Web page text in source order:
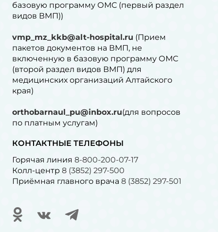
базовую программу ОМС (первый раздел
видов ВМП))
vmp_mz_kkb@alt-hospital.ru (Прием
пакетов документов на ВМП, не
включенную в базовую программу ОМС
(второй раздел видов ВМП) для
медицинских организаций Алтайского
края)
orthobarnaul_pu@inbox.ru(для вопросов
по платным услугам)⁠
КОНТАКТНЫЕ ТЕЛЕФОНЫ
Горячая линия 8-800-200-07-17
Колл-центр 8 (3852) 297-500
Приёмная главного врача 8 (3852) 297-501